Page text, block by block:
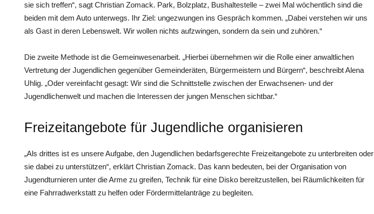
sie sich treffen“, sagt Christian Zomack. Park, Bolzplatz, Bushaltestelle – zwei Mal wöchentlich sind die
beiden mit dem Auto unterwegs. Ihr Ziel: ungezwungen ins Gespräch kommen. „Dabei verstehen wir uns
als Gast in deren Lebenswelt. Wir wollen nichts aufzwingen, sondern da sein und zuhören.“
Die zweite Methode ist die ­Gemeinwesenarbeit. „Hierbei übernehmen wir die Rolle einer anwaltlichen
Vertretung der Jugendlichen gegenüber Gemeinderäten, Bürgermeistern und Bürgern“, beschreibt Alena
Uhlig. „Oder vereinfacht gesagt: Wir sind die Schnittstelle zwischen der Erwachsenen- und der
Jugendlichenwelt und machen die Interessen der jungen Menschen sichtbar.“
Freizeitangebote für Jugendliche organisieren
„Als drittes ist es unsere Aufgabe, den Jugendlichen bedarfsgerechte Freizeitangebote zu unterbreiten oder
sie dabei zu unterstützen“, erklärt Christian Zomack. Das kann bedeuten, bei der Organisation von
Jugendturnieren unter die Arme zu greifen, Technik für eine Disko bereitzustellen, bei Räumlichkeiten für
eine Fahrradwerkstatt zu helfen oder Fördermittelanträge zu begleiten.